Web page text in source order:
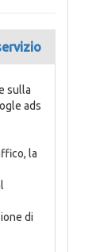
sulla
ads
la
di